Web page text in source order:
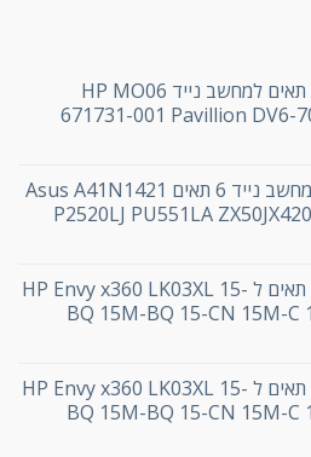
סוללה מקורית 6 תאים למחשב נייד HP MO06
671731-001 Pavillion DV6-
סוללה חליפית למחשב נייד 6 תאים Asus A41N1421
P2520LJ PU551LA
סוללה חליפית 6 תאים ל HP Envy x360 LK03XL 15-
BQ 15M-BQ 15-CN 15M-C
סוללה מקורית 6 תאים ל HP Envy x360 LK03XL 15-
BQ 15M-BQ 15-CN 15M-C